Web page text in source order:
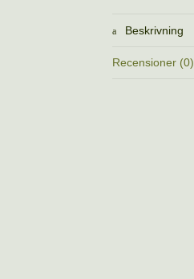
Beskrivning
Recensioner (0)